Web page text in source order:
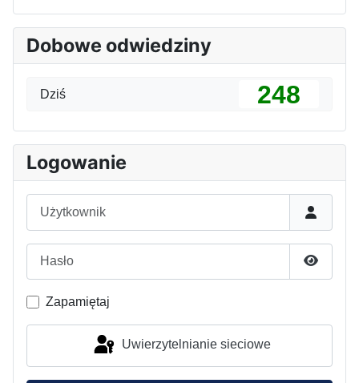
Dobowe odwiedziny
Dziś 248
Logowanie
Pokaż
Zapamiętaj
Uwierzytelnianie sieciowe